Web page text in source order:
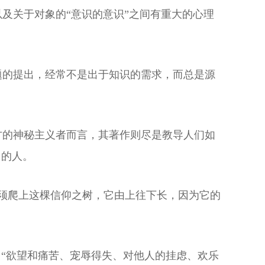
关于对象的“意识的意识”之间有重大的心理
提出，经常不是出于知识的需求，而总是源
神秘主义者而言，其著作则尽是教导人们如
人。
爬上这棵信仰之树，它由上往下长，因为它的
望和痛苦、宠辱得失、对他人的挂虑、欢乐